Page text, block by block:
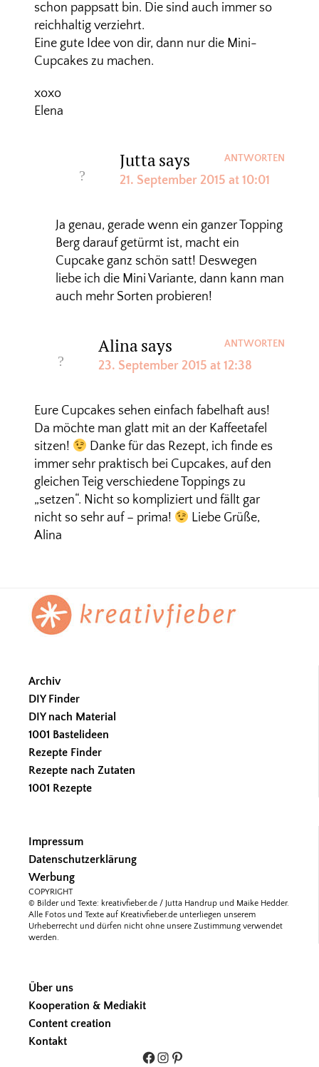
schon pappsatt bin. Die sind auch immer so
reichhaltig verziehrt.
Eine gute Idee von dir, dann nur die Mini-
Cupcakes zu machen.
xoxo
Elena
Juttasays
21. September 2015 at 10:01
Ja genau, gerade wenn ein ganzer Topping
Berg darauf getürmt ist, macht ein
Cupcake ganz schön satt! Deswegen
liebe ich die Mini Variante, dann kann man
auch mehr Sorten probieren!
ANTWORTEN
Alinasays
23. September 2015 at 12:38
Eure Cupcakes sehen einfach fabelhaft aus!
Da möchte man glatt mit an der Kaffeetafel
sitzen!
Danke für das Rezept, ich finde es
immer sehr praktisch bei Cupcakes, auf den
gleichen Teig verschiedene Toppings zu
„setzen“. Nicht so kompliziert und fällt gar
nicht so sehr auf – prima!
Liebe Grüße,
Alina
ANTWORTEN
Footer
Archiv
DIY Finder
DIY nach Material
1001 Bastelideen
Rezepte Finder
Rezepte nach Zutaten
1001 Rezepte
Impressum
Datenschutzerklärung
Werbung
COPYRIGHT
© Bilder und Texte: kreativfieber.de / Jutta Handrup und Maike Hedder.
Alle Fotos und Texte auf Kreativfieber.de unterliegen unserem
Urheberrecht und dürfen nicht ohne unsere Zustimmung verwendet
werden.
Über uns
Kooperation & Mediakit
Content creation
Kontakt
Facebook
Instagram
Pinterest